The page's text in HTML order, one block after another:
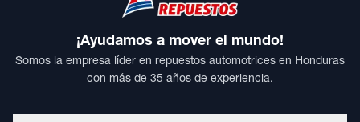
¡Ayudamos a mover el mundo!
Somos la empresa líder en repuestos automotrices en Honduras
con más de 35 años de experiencia.